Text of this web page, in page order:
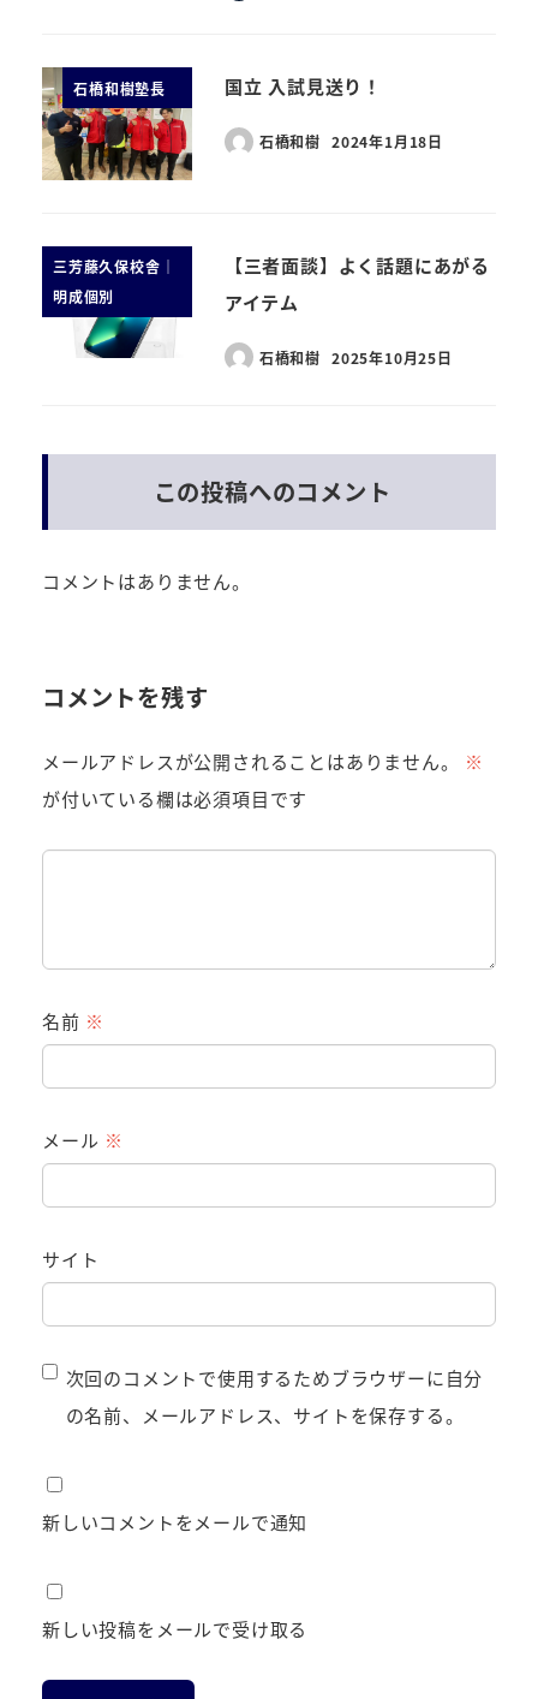
石橋和樹塾長 国立 入試見送り！
石橋和樹 2024年1月18日
三芳藤久保校舎｜
明成個別
【三者面談】よく話題にあがる
アイテム
石橋和樹 2025年10月25日
この投稿へのコメント
コメントはありません。
コメントを残す
メールアドレスが公開されることはありません。
※
が付いている欄は必須項目です
名前 ※
メール ※
サイト
次回のコメントで使用するためブラウザーに自分
の名前、メールアドレス、サイトを保存する。
新しいコメントをメールで通知
新しい投稿をメールで受け取る